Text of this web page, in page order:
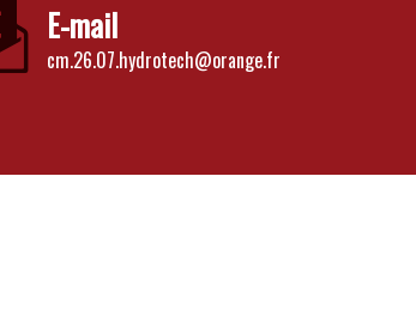
E-mail
cm.26.07.hydrotech@orange.fr